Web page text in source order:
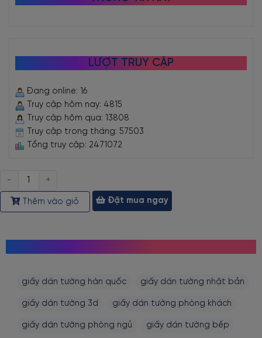
LƯỢT TRUY CẬP
Đang online: 16
Truy cập hôm nay: 4815
Truy cập hôm qua: 13808
Truy cập trong tháng: 57503
Tổng truy cập: 2471072
Số
lượng
Thêm vào giỏ
Đặt mua ngay
giấy dán tường hàn quốc giấy dán tường nhật bản
giấy dán tường 3d giấy dán tường phòng khách
giấy dán tường phòng ngủ giấy dán tường bếp